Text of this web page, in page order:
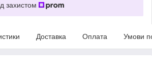
захистом
Доставка Оплата Умови